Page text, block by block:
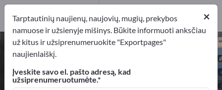
Ultragarso bangų jutikliai – raskite
gamintojus ir tiekėjus
Eksportuotojai Gamintojai
Gamintojai9
×
Tarptautinių naujienų, naujovių, mugių, prekybos
namuose ir užsienyje mišinys. Būkite informuoti anksčiau
už kitus ir užsiprenumeruokite "Exportpages"
naujienlaiškį.
Įveskite savo el. pašto adresą, kad
užsiprenumeruotumėte.